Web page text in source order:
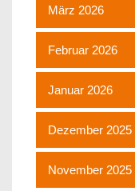
März 2026
Februar 2026
Januar 2026
Dezember 2025
November 2025